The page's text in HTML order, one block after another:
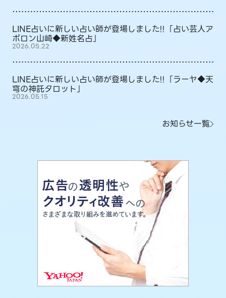
LINE占いに新しい占い師が登場しました!!「占い芸人ア
ポロン山崎◆新姓名占」
2026.05.22
LINE占いに新しい占い師が登場しました!!「ラーヤ◆天
穹の神託タロット」
2026.05.15
お知らせ一覧